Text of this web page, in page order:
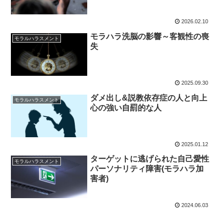
2026.02.10
モラルハラスメント
モラハラ洗脳の影響～客観性の喪
失
2025.09.30
モラルハラスメント
ダメ出し&説教依存症の人と向上
心の強い自罰的な人
2025.01.12
モラルハラスメント
ターゲットに逃げられた自己愛性
パーソナリティ障害(モラハラ加
害者)
2024.06.03